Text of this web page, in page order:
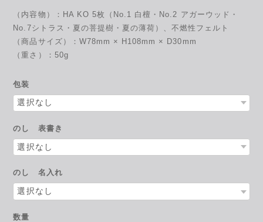
（内容物）：HA KO 5枚（No.1 白檀・No.2 アガーウッド・
No.7シトラス・夏の菩提樹・夏の薄荷）、不燃性フェルト
（商品サイズ）：W78mm × H108mm × D30mm
（重さ）：50g
包装
のし 表書き
のし 名入れ
数量